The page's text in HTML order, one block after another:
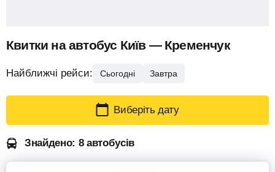
Квитки на автобус Київ — Кременчук
Найближчі рейси: Сьогодні Завтра
Виберіть дату
Знайдено: 8 автобусів